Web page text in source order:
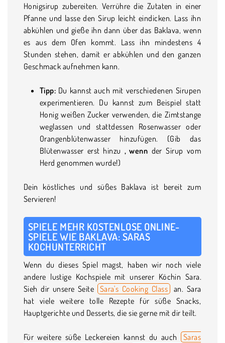
Honigsirup zubereiten. Verrühre die Zutaten in einer
Pfanne und lasse den Sirup leicht eindicken. Lass ihn
abkühlen und gieße ihn dann über das Baklava, wenn
es aus dem Ofen kommt. Lass ihn mindestens 4
Stunden stehen, damit er abkühlen und den ganzen
Geschmack aufnehmen kann.
Tipp: Du kannst auch mit verschiedenen Sirupen
experimentieren. Du kannst zum Beispiel statt
Honig weißen Zucker verwenden, die Zimtstange
weglassen und stattdessen Rosenwasser oder
Orangenblütenwasser hinzufügen. (Gib das
Blütenwasser erst hinzu , wenn der Sirup vom
Herd genommen wurde!)
Dein köstliches und süßes Baklava ist bereit zum
Servieren!
SPIELE MEHR KOSTENLOSE ONLINE-
SPIELE WIE BAKLAVA: SARAS
KOCHUNTERRICHT
Wenn du dieses Spiel magst, haben wir noch viele
andere lustige Kochspiele mit unserer Köchin Sara.
Sieh dir unsere Seite Sara's Cooking Class an. Sara
hat viele weitere tolle Rezepte für süße Snacks,
Hauptgerichte und Desserts, die sie gerne mit dir teilt.
Für weitere süße Leckereien kannst du auch
Saras